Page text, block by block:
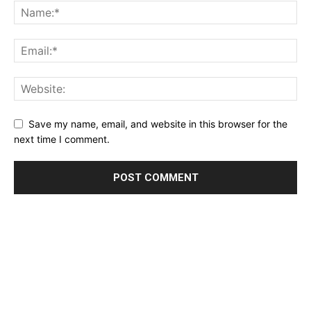
Save my name, email, and website in this browser for the
next time I comment.